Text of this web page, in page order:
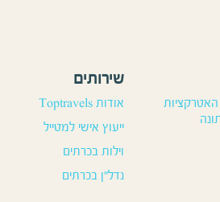
שירותים
אודות Toptravels
ייעוץ אישי למטייל
וילות בכרתים
נדל”ן בכרתים
אתונה למטייל: 10 האטרקציות